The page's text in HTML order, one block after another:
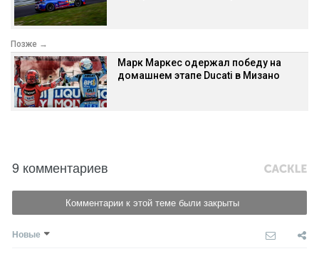
Позже →
Марк Маркес одержал победу на
домашнем этапе Ducati в Мизано
9 комментариев
Комментарии к этой теме были закрыты
Новые